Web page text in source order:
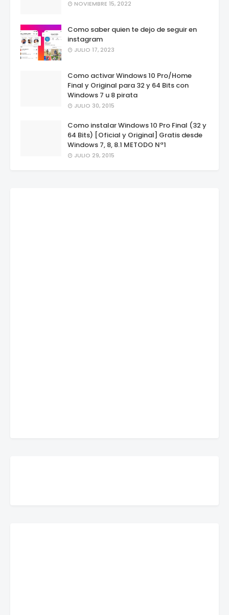
NOVIEMBRE 15, 2022
Como saber quien te dejo de seguir en
instagram
JULIO 17, 2023
Como activar Windows 10 Pro/Home
Final y Original para 32 y 64 Bits con
Windows 7 u 8 pirata
JULIO 30, 2015
Como instalar Windows 10 Pro Final (32 y
64 Bits) [Oficial y Original] Gratis desde
Windows 7, 8, 8.1 METODO Nª1
JULIO 29, 2015